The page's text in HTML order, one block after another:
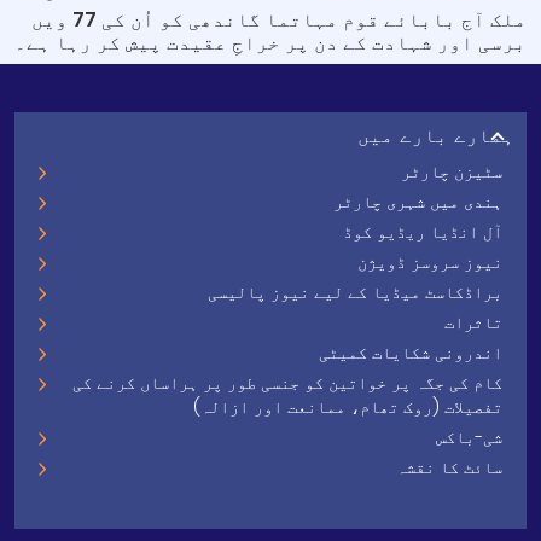
ملک آج بابائے قوم مہاتما گاندھی کو اُن کی 77 ویں
برسی اور شہادت کے دن پر خراجِ عقیدت پیش کر رہا ہے۔
ہمارے بارے میں
سٹیزن چارٹر
ہندی میں شہری چارٹر
آل انڈیا ریڈیو کوڈ
نیوز سروسز ڈویژن
براڈکاسٹ میڈیا کے لیے نیوز پالیسی
تاثرات
اندرونی شکایات کمیٹی
کام کی جگہ پر خواتین کو جنسی طور پر ہراساں کرنے کی
تفصیلات (روک تھام، ممانعت اور ازالہ)
شی-باکس
سائٹ کا نقشہ